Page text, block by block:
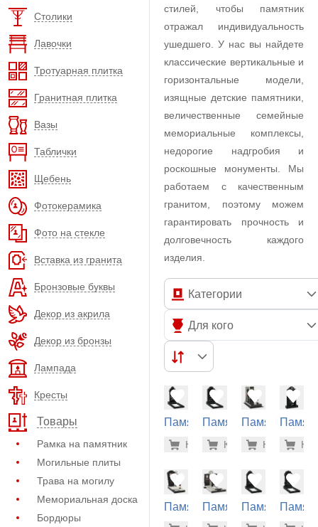
Столики
Лавочки
Тротуарная плитка
Гранитная плитка
Вазы
Таблички
Щебень
Фотокерамика
Фото на стекле
Вставка из гранита
Бронзовые буквы
Декор из акрила
Декор из бронзы
Лампада
Кресты
Товары
Рамка на памятник
Могильные плиты
Трава на могилу
Мемориальная доска
Бордюры
стилей, чтобы памятник
отражал индивидуальность
ушедшего. У нас вы найдете
классические вертикальные и
горизонтальные модели,
изящные детские памятники,
величественные семейные
мемориальные комплексы,
недорогие надгробия и
роскошные монументы. Мы
работаем с качественным
гранитом, поэтому можем
гарантировать прочность и
долговечность каждого
изделия.
Категории
Для кого
Памятник
гранита
-7%
Купить
Памятник
гранита
-7%
Купить
Памятник
гранита
-
Купить
ПамятникПамятникПамятник